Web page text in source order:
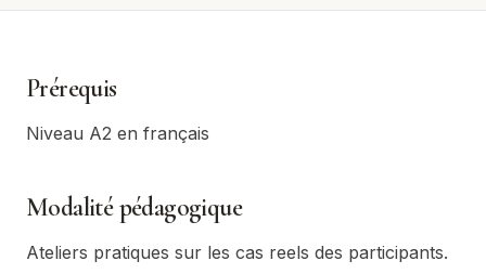
Prérequis
Niveau A2 en français
Modalité pédagogique
Ateliers pratiques sur les cas reels des participants.